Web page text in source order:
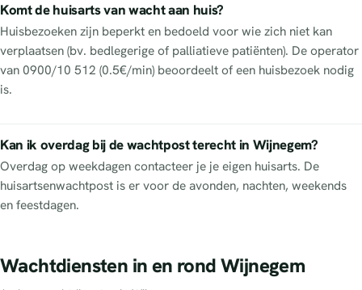
Komt de huisarts van wacht aan huis?
Huisbezoeken zijn beperkt en bedoeld voor wie zich niet kan
verplaatsen (bv. bedlegerige of palliatieve patiënten). De operator
van 0900/10 512 (0.5€/min) beoordeelt of een huisbezoek nodig
is.
Kan ik overdag bij de wachtpost terecht in Wijnegem?
Overdag op weekdagen contacteer je je eigen huisarts. De
huisartsenwachtpost is er voor de avonden, nachten, weekends
en feestdagen.
Wachtdiensten in en rond Wijnegem